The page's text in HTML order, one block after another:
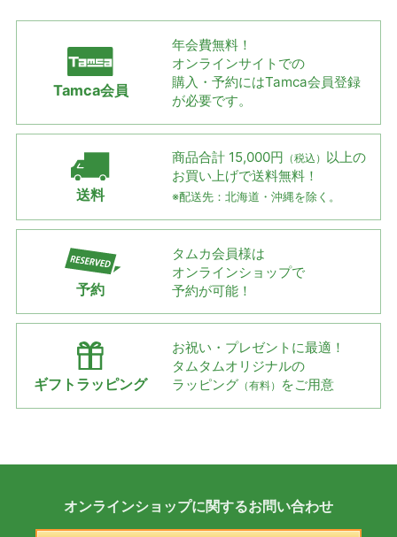
Tamca会員
年会費無料！
オンラインサイトでの
購入・予約にはTamca会員登録
が必要です。
送料
商品合計 15,000円 （税込） 以上の
お買い上げで送料無料！
※配送先：北海道・沖縄を除く。
予約
タムカ会員様は
オンラインショップで
予約が可能！
ギフトラッピング
お祝い・プレゼントに最適！
タムタムオリジナルの
ラッピング （有料） をご用意
オンラインショップに関するお問い合わせ